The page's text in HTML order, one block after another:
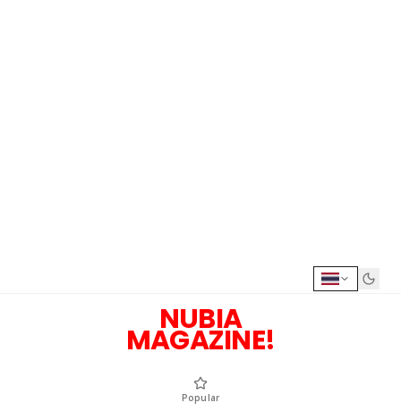
NUBIA
MAGAZINE!
Popular